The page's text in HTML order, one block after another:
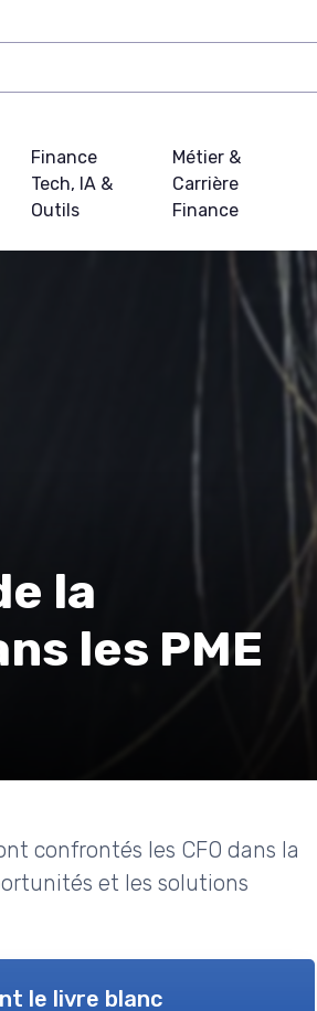
Finance
Tech, IA &
Outils
Métier &
Carrière
Finance
la
les PME
confrontés les CFO dans la
et les solutions
le livre blanc